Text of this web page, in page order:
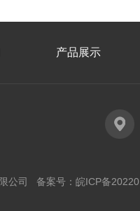
产品展示
公司 备案号： 皖ICP备